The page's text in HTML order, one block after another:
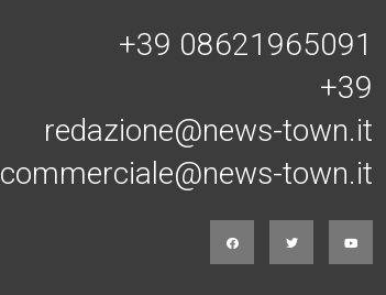
+39 08621965091
+39
redazione@news-town.it
commerciale@news-town.it